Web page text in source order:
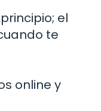
el
te
online y